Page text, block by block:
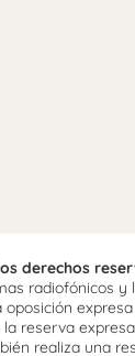
derechos
radiofónicos
la reserva
realiza una